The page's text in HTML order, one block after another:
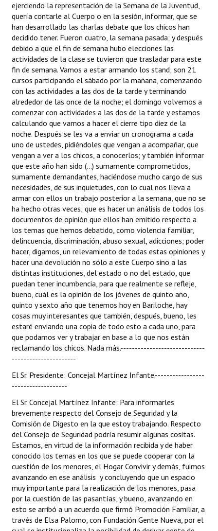
ejerciendo la representación de la Semana de la Juventud,
quería contarle al Cuerpo o en la sesión, informar, que se
han desarrollado las charlas debate que los chicos han
decidido tener. Fueron cuatro, la semana pasada; y después
debido a que el fin de semana hubo elecciones las
actividades de la clase se tuvieron que trasladar para este
fin de semana. Vamos a estar armando los stand; son 21
cursos participando el sábado por la mañana, comenzando
con las actividades a las dos de la tarde y terminando
alrededor de las once de la noche; el domingo volvemos a
comenzar con actividades a las dos de la tarde y estamos
calculando que vamos a hacer el cierre tipo diez de la
noche. Después se les va a enviar un cronograma a cada
uno de ustedes, pidiéndoles que vengan a acompañar, que
vengan a ver a los chicos, a conocerlos; y también informar
que este año han sido (...) sumamente comprometidos,
sumamente demandantes, haciéndose mucho cargo de sus
necesidades, de sus inquietudes, con lo cual nos lleva a
armar con ellos un trabajo posterior a la semana, que no se
ha hecho otras veces; que es hacer un análisis de todos los
documentos de opinión que ellos han emitido respecto a
los temas que hemos debatido, como violencia familiar,
delincuencia, discriminación, abuso sexual, adicciones; poder
hacer, digamos, un relevamiento de todas estas opiniones y
hacer una devolución no sólo a este Cuerpo sino a las
distintas instituciones, del estado o no del estado, que
puedan tener incumbencia, para que realmente se refleje,
bueno, cuál es la opinión de los jóvenes de quinto año,
quinto y sexto año que tenemos hoy en Bariloche, hay
cosas muy interesantes que también, después, bueno, les
estaré enviando una copia de todo esto a cada uno, para
que podamos ver y trabajar en base a lo que nos están
reclamando los chicos. Nada más.-----------------------------
----------------------
El Sr. Presidente: Concejal Martínez Infante.-----------------
-------------------
El Sr. Concejal Martínez Infante: Para informarles
brevemente respecto del Consejo de Seguridad y la
Comisión de Digesto en la que estoy trabajando. Respecto
del Consejo de Seguridad podría resumir algunas cositas.
Estamos, en virtud de la información recibida y de haber
conocido los temas en los que se puede cooperar con la
cuestión de los menores, el Hogar Convivir y demás, fuimos
avanzando en ese análisis y concluyendo que un espacio
muy importante para la realización de los menores, pasa
por la cuestión de las pasantías, y bueno, avanzando en
esto se arribó a un acuerdo que firmó Promoción Familiar, a
través de Elsa Palomo, con Fundación Gente Nueva, por el